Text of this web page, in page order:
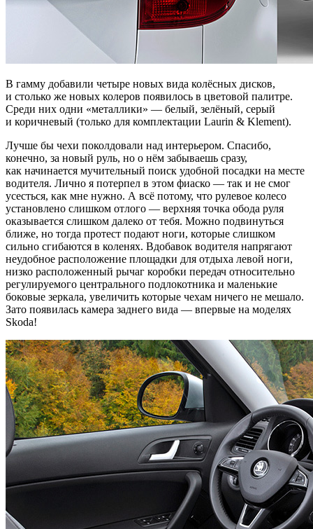
В гамму добавили четыре новых вида колёсных дисков,
и столько же новых колеров появилось в цветовой палитре.
Среди них одни «металлики» — белый, зелёный, серый
и коричневый (только для комплектации Laurin & Klement).
Лучше бы чехи поколдовали над интерьером. Спасибо,
конечно, за новый руль, но о нём забываешь сразу,
как начинается мучительный поиск удобной посадки на месте
водителя. Лично я потерпел в этом фиаско — так и не смог
усесться, как мне нужно. А всё потому, что рулевое колесо
установлено слишком отлого — верхняя точка обода руля
оказывается слишком далеко от тебя. Можно подвинуться
ближе, но тогда протест подают ноги, которые слишком
сильно сгибаются в коленях. Вдобавок водителя напрягают
неудобное расположение площадки для отдыха левой ноги,
низко расположенный рычаг коробки передач относительно
регулируемого центрального подлокотника и маленькие
боковые зеркала, увеличить которые чехам ничего не мешало.
Зато появилась камера заднего вида — впервые на моделях
Skoda!